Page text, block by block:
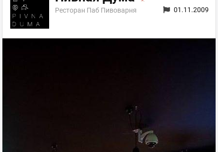
Ресторан Паб Пивоварня
01.11.2009